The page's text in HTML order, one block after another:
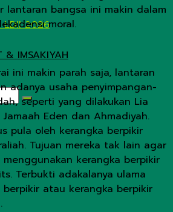
LDII 2026
& IMSAKIYAH
lantaran bangsa ini makin dalam
moral.
ini makin parah saja, lantaran
adanya usaha penyimpangan-
seperti yang dilakukan Lia
Eden dan Ahmadiyah.
pula oleh kerangka berpikir
Tujuan mereka tak lain agar
kerangka berpikir
Terbukti adakalanya ulama
atau kerangka berpikir